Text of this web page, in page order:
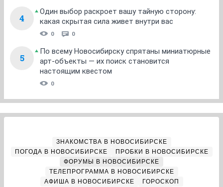
4
Один выбор раскроет вашу тайную сторону:
какая скрытая сила живет внутри вас
0 0
5
По всему Новосибирску спрятаны миниатюрные
арт-объекты — их поиск становится
настоящим квестом
0
ЗНАКОМСТВА В НОВОСИБИРСКЕ
ПОГОДА В НОВОСИБИРСКЕ
ПРОБКИ В НОВОСИБИРСКЕ
ФОРУМЫ В НОВОСИБИРСКЕ
ТЕЛЕПРОГРАММА В НОВОСИБИРСКЕ
АФИША В НОВОСИБИРСКЕ
ГОРОСКОП